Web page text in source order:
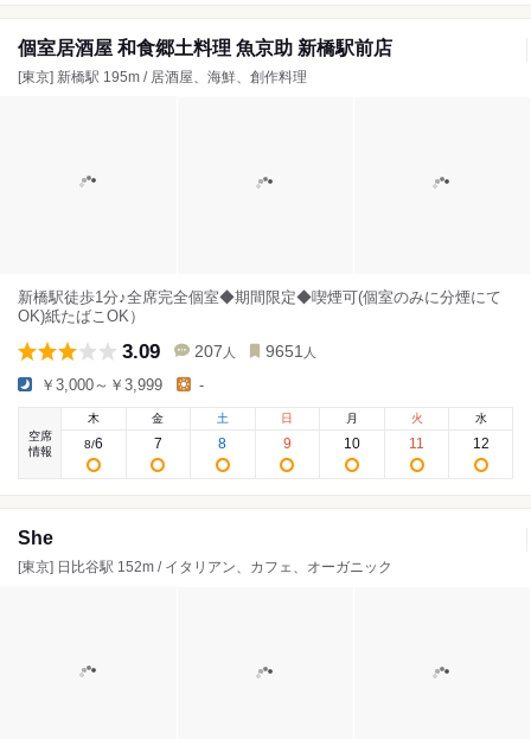
個室居酒屋 和食郷土料理 魚京助 新橋駅前店
[東京] 新橋駅 195m / 居酒屋、海鮮、創作料理
新橋駅徒歩1分♪全席完全個室◆期間限定◆喫煙可(個室のみに分煙にて
OK)紙たばこOK）
3.09 207 人 9651 人
￥3,000～￥3,999 -
空席
情報
木
8/6
金
7
土
8
日
9
月
10
火
11
水
12
She
[東京] 日比谷駅 152m / イタリアン、カフェ、オーガニック